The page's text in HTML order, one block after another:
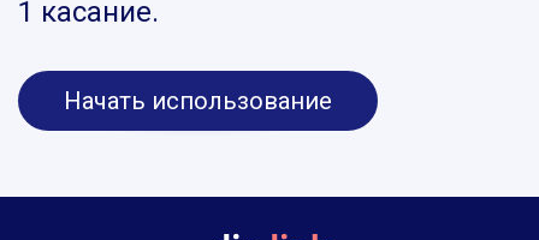
1 касание.
Начать использование